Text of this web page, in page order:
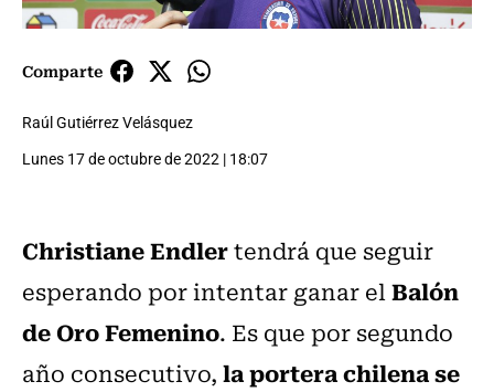
Comparte
Raúl Gutiérrez Velásquez
Lunes 17 de octubre de 2022 | 18:07
Christiane Endlertendrá que seguir
esperando por intentar ganar elBalón
de Oro Femenino. Es que por segundo
año consecutivo,la portera chilena se